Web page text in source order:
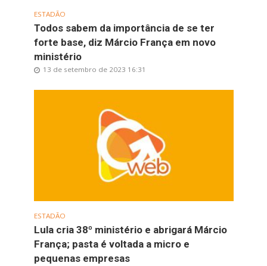
ESTADÃO
Todos sabem da importância de se ter
forte base, diz Márcio França em novo
ministério
13 de setembro de 2023 16:31
ESTADÃO
Lula cria 38º ministério e abrigará Márcio
França; pasta é voltada a micro e
pequenas empresas